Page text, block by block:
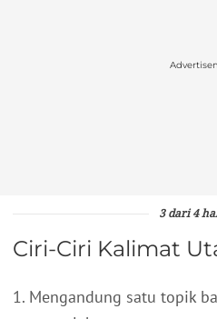
3 dari 4
Ciri-Ciri Kalimat
1. Mengandung satu topik